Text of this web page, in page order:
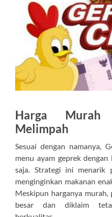
Harga Murah
Melimpah
Sesuai dengan namanya,
menu ayam geprek
saja. Strategi ini menarik
menginginkan makanan
Meskipun harganya
besar dan diklaim